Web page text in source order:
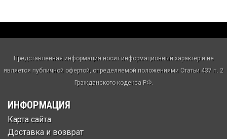
Представленная информация носит информационный характер и не
является публичной офертой, определяемой положениями Статьи 437 п. 2
Гражданского кодекса РФ.
ИНФОРМАЦИЯ
Карта сайта
Доставка и возврат